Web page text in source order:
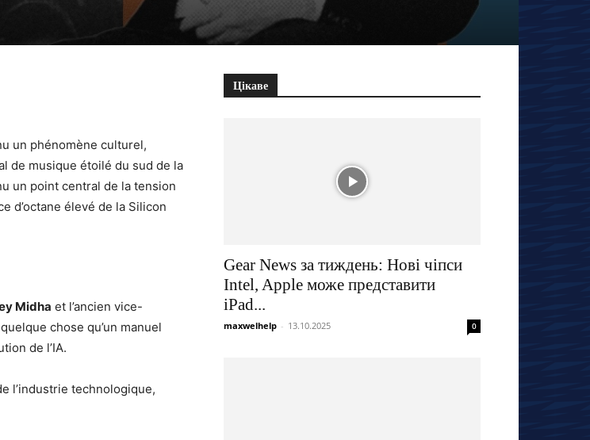
un phénomène culturel,
de musique étoilé du sud de la
un point central de la tension
d’octane élevé de la Silicon
Midha et l’ancien vice-
chose qu’un manuel
de l’IA.
l’industrie technologique,
Цікаве
Gear News за тиждень: Нові чіпси
Intel, Apple може представити
iPad...
maxwelhelp - 13.10.2025 0